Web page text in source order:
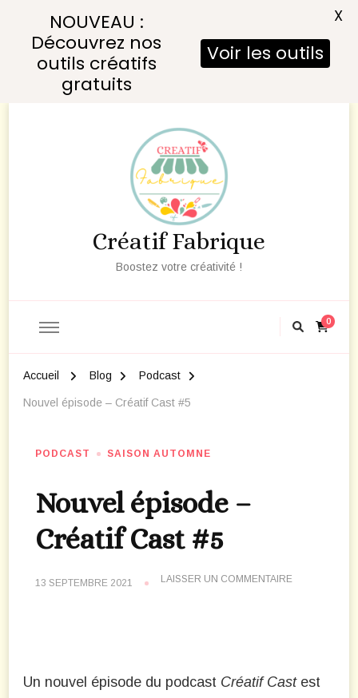
Créatif Fabrique
Boostez votre créativité !
0
Accueil Blog Podcast
Nouvel épisode – Créatif Cast #5
PODCAST SAISON AUTOMNE
Nouvel épisode –
Créatif Cast #5
13 SEPTEMBRE 2021 LAISSER UN COMMENTAIRE
Un nouvel épisode du podcast Créatif Castest
NOUVEAU :
Découvrez nos
outils créatifs
gratuits
Voir les outils
X